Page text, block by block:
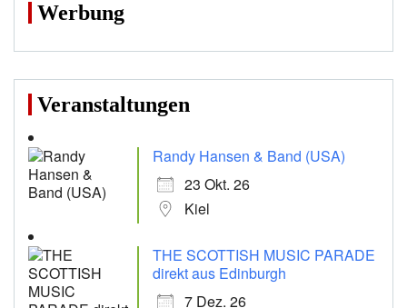
Werbung
Veranstaltungen
Randy Hansen & Band (USA)
23 Okt. 26
Kiel
THE SCOTTISH MUSIC PARADE
direkt aus Edinburgh
7 Dez. 26